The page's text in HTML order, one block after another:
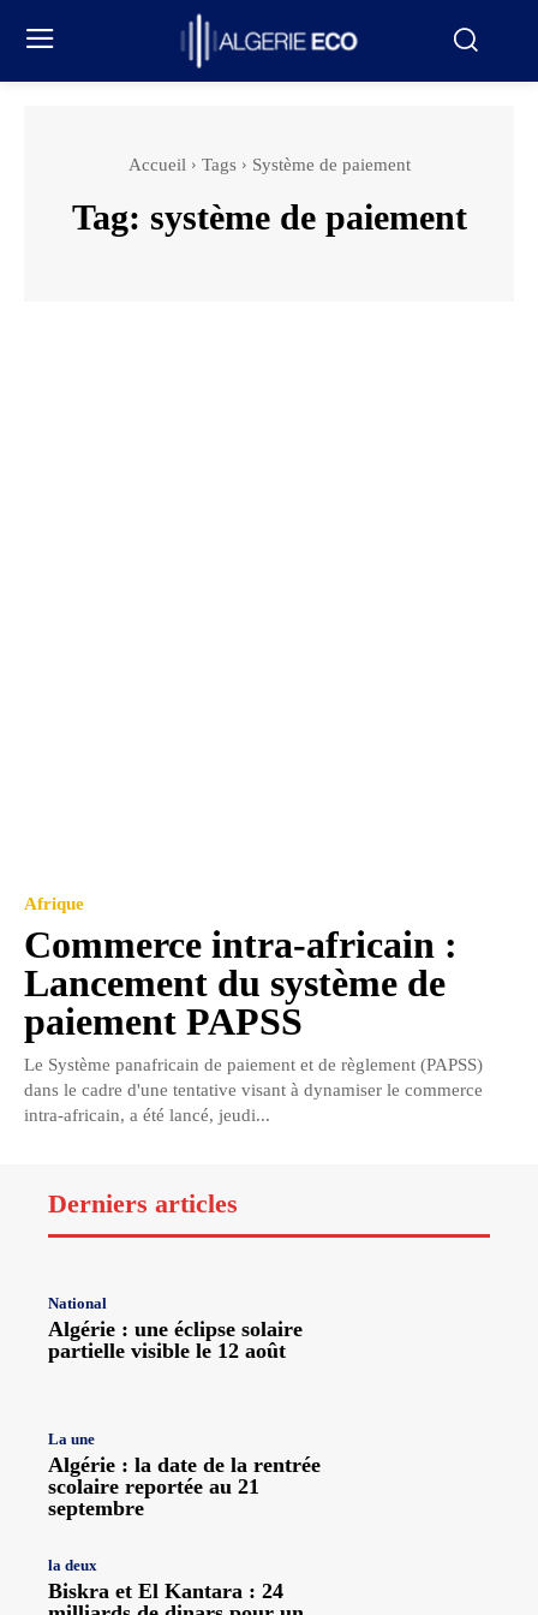
Accueil Tags Système de paiement
Tag: système de paiement
Afrique
Commerce intra-africain :
Lancement du système de
paiement PAPSS
Le Système panafricain de paiement et de règlement (PAPSS)
dans le cadre d'une tentative visant à dynamiser le commerce
intra-africain, a été lancé, jeudi...
Derniers articles
National
Algérie : une éclipse solaire
partielle visible le 12 août
La une
Algérie : la date de la rentrée
scolaire reportée au 21
septembre
la deux
Biskra et El Kantara : 24